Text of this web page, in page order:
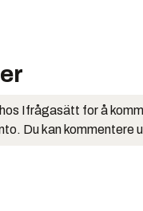
Ifrågasätt for å
Du kan kommentere